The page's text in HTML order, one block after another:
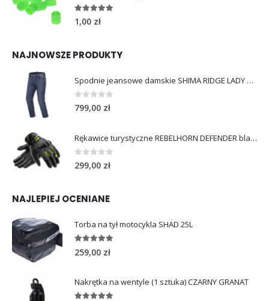
out of 5
1,00 zł
NAJNOWSZE PRODUKTY
Spodnie jeansowe damskie SHIMA RIDGE LADY blue
0out of 5
799,00 zł
Rękawice turystyczne REBELHORN DEFENDER black yellow fluo
0 out of 5
299,00 zł
NAJLEPIEJ OCENIANE
Torba na tył motocykla SHAD 25L
out of 5
259,00 zł
Nakrętka na wentyle (1 sztuka) CZARNY GRANAT